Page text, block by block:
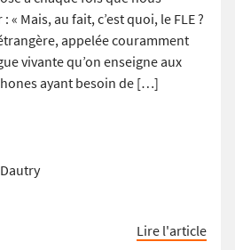
Mais, au fait, c’est quoi, le FLE ?
appelée couramment
vivante qu’on enseigne aux
ayant besoin de […]
Lire l'article